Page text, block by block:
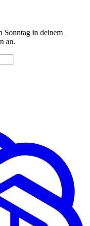
Sonntag in deinem
an.